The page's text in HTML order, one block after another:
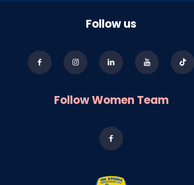
Follow us
Follow Women Team